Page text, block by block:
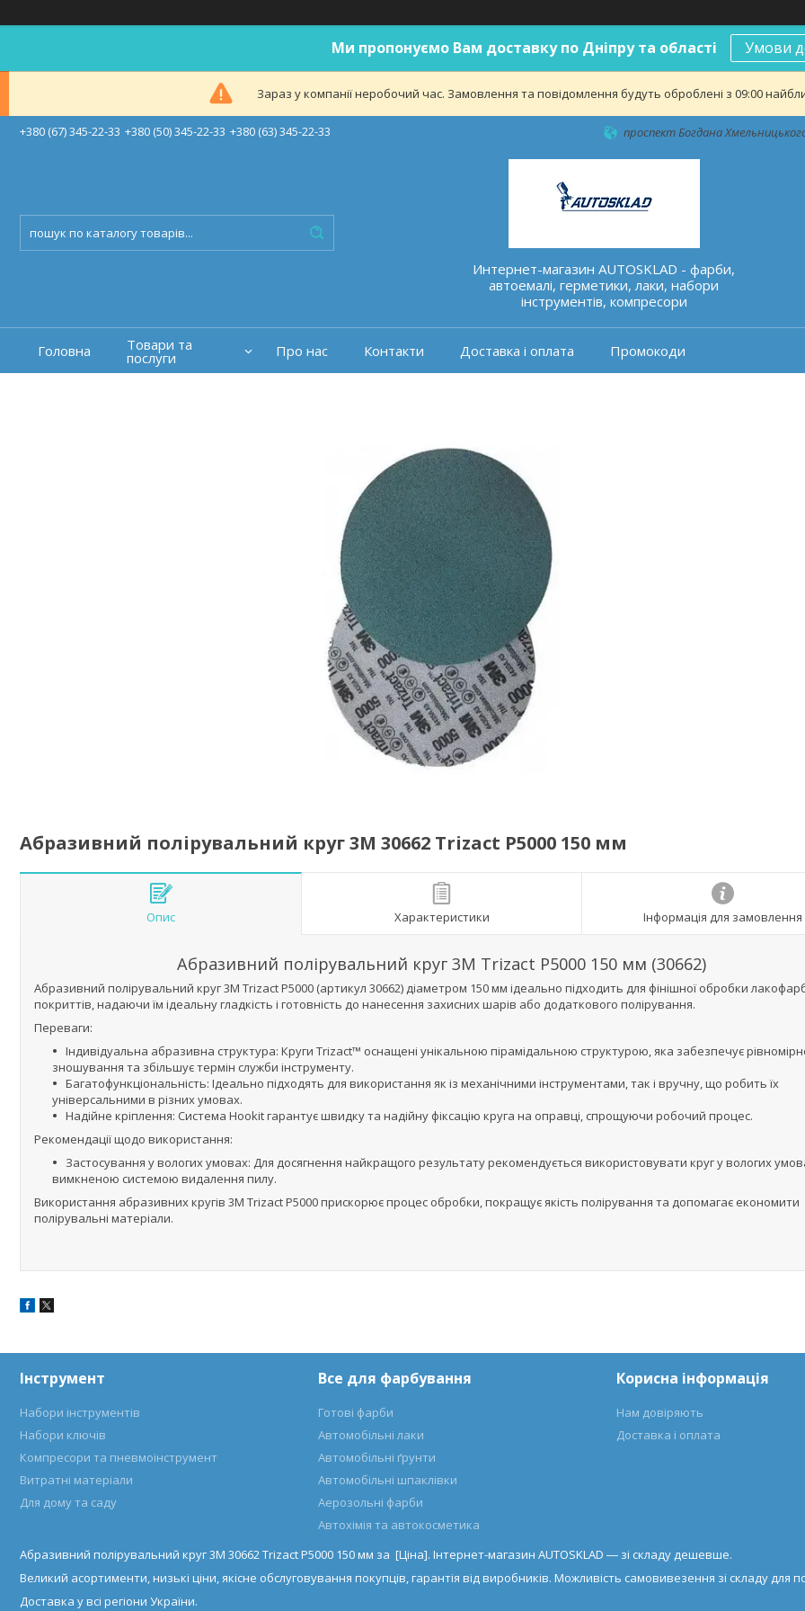
Ми пропонуємо Вам доставку по Дніпру та області Умови
Зараз у компанії неробочий час. Замовлення та повідомлення будуть оброблені з 09:00
+380 (67) 345-22-33 +380 (50) 345-22-33 +380 (63) 345-22-33 проспект Богдана
Интернет-магазин AUTOSKLAD - фарби,
автоемалі, герметики, лаки, набори
інструментів, компресори
Головна Товари та
послуги Про нас Контакти Доставка і оплата Промокоди
Абразивний полірувальний круг 3M 30662 Trizact P5000 150 мм
Опис Характеристики Інформація для замовлення
Абразивний полірувальний круг 3M Trizact P5000 150 мм (30662)
Абразивний полірувальний круг 3M Trizact P5000 (артикул 30662) діаметром 150 мм ідеально підходить для фінішної обробки
покриттів, надаючи їм ідеальну гладкість і готовність до нанесення захисних шарів або додаткового полірування.
Переваги:
Індивідуальна абразивна структура: Круги Trizact™ оснащені унікальною пірамідальною структурою, яка забезпечує
зношування та збільшує термін служби інструменту.
Багатофункціональність: Ідеально підходять для використання як із механічними інструментами, так і вручну, що робить їх
універсальними в різних умовах.
Надійне кріплення: Система Hookit гарантує швидку та надійну фіксацію круга на оправці, спрощуючи робочий процес.
Рекомендації щодо використання:
Застосування у вологих умовах: Для досягнення найкращого результату рекомендується використовувати круг у вологих
вимкненою системою видалення пилу.
Використання абразивних кругів 3M Trizact P5000 прискорює процес обробки, покращує якість полірування та допомагає економити
полірувальні матеріали.
Інструмент
Набори інструментів
Набори ключів
Компресори та пневмоінструмент
Витратні матеріали
Для дому та саду
Все для фарбування
Готові фарби
Автомобільні лаки
Автомобільні ґрунти
Автомобільні шпаклівки
Аерозольні фарби
Автохімія та автокосметика
Корисна інформація
Нам довіряють
Доставка і оплата
Абразивний полірувальний круг 3M 30662 Trizact P5000 150 мм за [Ціна]. Інтернет-магазин AUTOSKLAD ― зі складу дешевше.
Великий асортименти, низькі ціни, якісне обслуговування покупців, гарантія від виробників. Можливість самовивезення зі складу для
Доставка у всі регіони України.